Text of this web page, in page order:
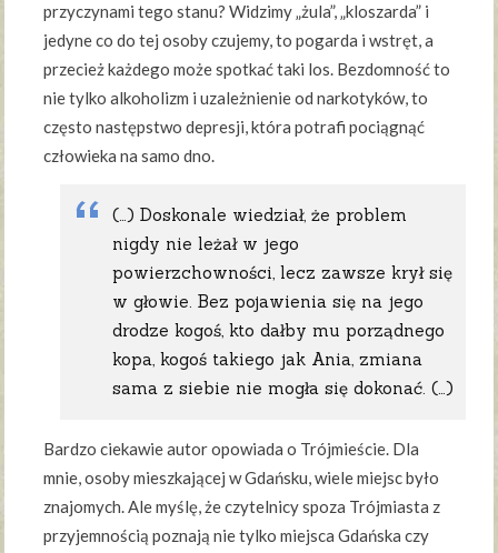
przyczynami tego stanu? Widzimy „żula”, „kloszarda” i
jedyne co do tej osoby czujemy, to pogarda i wstręt, a
przecież każdego może spotkać taki los. Bezdomność to
nie tylko alkoholizm i uzależnienie od narkotyków, to
często następstwo depresji, która potrafi pociągnąć
człowieka na samo dno.
(…) Doskonale wiedział, że problem
nigdy nie leżał w jego
powierzchowności, lecz zawsze krył się
w głowie. Bez pojawienia się na jego
drodze kogoś, kto dałby mu porządnego
kopa, kogoś takiego jak Ania, zmiana
sama z siebie nie mogła się dokonać. (…)
Bardzo ciekawie autor opowiada o Trójmieście. Dla
mnie, osoby mieszkającej w Gdańsku, wiele miejsc było
znajomych. Ale myślę, że czytelnicy spoza Trójmiasta z
przyjemnością poznają nie tylko miejsca Gdańska czy